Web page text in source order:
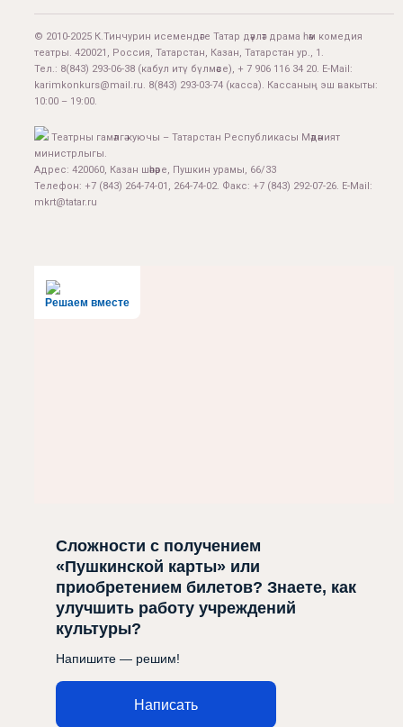
© 2010-2025 К.Тинчурин исемендәге Татар дәүләт драма һәм комедия
театры. 420021, Россия, Татарстан, Казан, Татарстан ур., 1.
Тел.: 8(843) 293-06-38 (кабул итү бүлмәсе), + 7 906 116 34 20. E-Mail:
karimkonkurs@mail.ru. 8(843) 293-03-74 (касса). Кассаның эш вакыты:
10:00 – 19:00.
Театрны гамәлгә куючы – Татарстан Республикасы Мәдәният
министрлыгы.
Адрес: 420060, Казан шәһәре, Пушкин урамы, 66/33
Телефон: +7 (843) 264-74-01, 264-74-02. Факс: +7 (843) 292-07-26. E-Mail:
mkrt@tatar.ru
Решаем вместе
Сложности с получением
«Пушкинской карты» или
приобретением билетов? Знаете, как
улучшить работу учреждений
культуры?
Напишите — решим!
Написать